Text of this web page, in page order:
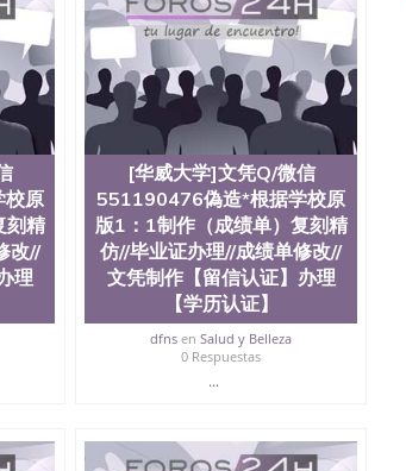
原
刻精
改//
理
[华威大学]文凭Q/微信
551190476偽造*根据学校原
版1：1制作（成绩单）复刻精
仿//毕业证办理//成绩单修改//
文凭制作【留信认证】办理
【学历认证】
dfns enSalud y Belleza
0 Respuestas
...